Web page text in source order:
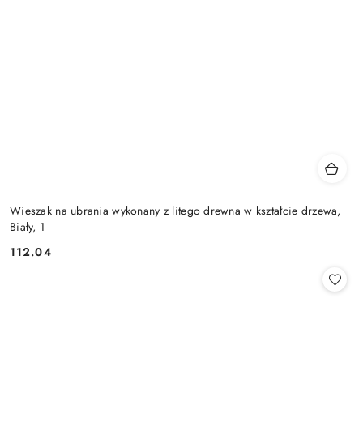
Wieszak na ubrania wykonany z litego drewna w kształcie drzewa,
Biały, 1
Cena:
112.04